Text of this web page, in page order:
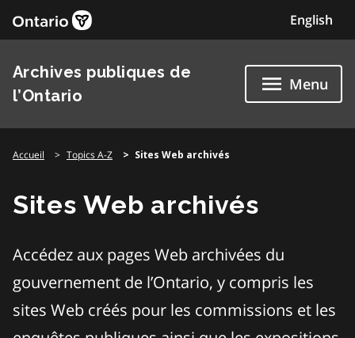
English
Archives publiques de
l’Ontario
Menu
Accueil Topics A-Z Sites Web archivés
Sites Web archivés
Accédez aux pages Web archivées du
gouvernement de l’Ontario, y compris les
sites Web créés pour les commissions et les